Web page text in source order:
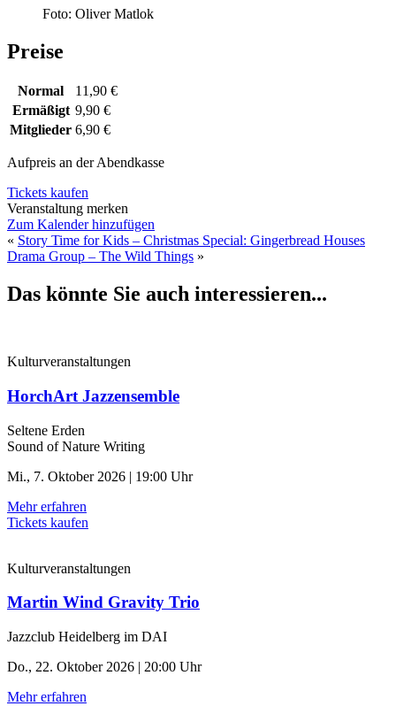
Foto: Oliver Matlok
Preise
Normal
11,90 €
Ermäßigt 9,90 €
Mitglieder 6,90 €
Aufpreis an der Abendkasse
Tickets kaufen
Veranstaltung merken
Zum Kalender hinzufügen
« Story Time for Kids – Christmas Special: Gingerbread Houses
Drama Group – The Wild Things »
Das könnte Sie auch interessieren...
Kulturveranstaltungen
HorchArt Jazzensemble
Seltene Erden
Sound of Nature Writing
Mi., 7. Oktober 2026 | 19:00 Uhr
Mehr erfahren
Tickets kaufen
Kulturveranstaltungen
Martin Wind Gravity Trio
Jazzclub Heidelberg im DAI
Do., 22. Oktober 2026 | 20:00 Uhr
Mehr erfahren